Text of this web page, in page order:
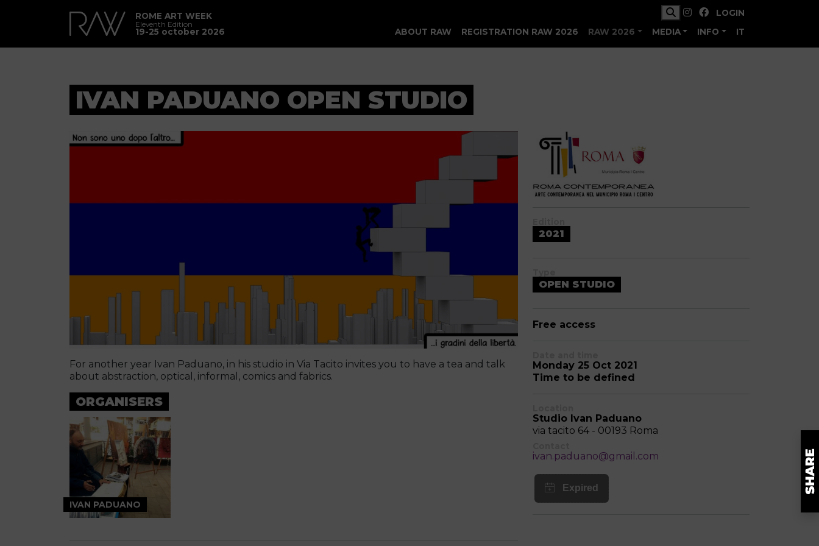
ROME ART WEEK
Eleventh Edition
19-25 october 2026
LOGIN
ABOUT RAW
REGISTRATION RAW 2026 RAW 2026 MEDIA INFO IT
IVAN PADUANO OPEN STUDIO
For another year Ivan Paduano, in his studio in Via Tacito invites you to have a tea and talk
about abstraction, optical, informal, comics and fabrics.
ORGANISERS
IVAN PADUANO
2021
OPEN STUDIO
Free access
Monday 25 Oct 2021
Time to be defined
Studio Ivan Paduano
via tacito 64 - 00193 Roma
ivan.paduano@gmail.com